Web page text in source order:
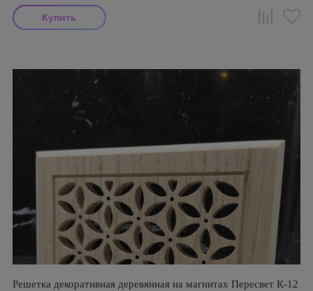
Решетка декоративная деревянная на магнитах Пересвет К-12